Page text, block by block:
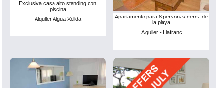
Exclusiva casa alto standing con
piscina
Alquiler Aigua Xelida
Apartamento para 8 personas cerca de
la playa
Alquiler - Llafranc